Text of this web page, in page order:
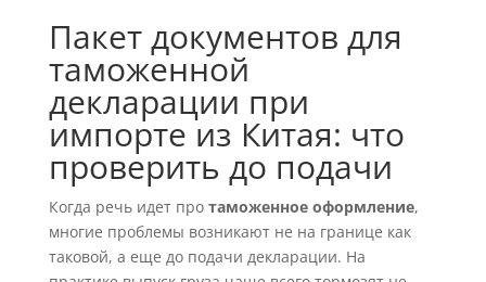
Пакет документов для
таможенной
декларации при
импорте из Китая: что
проверить до подачи
Когда речь идет про таможенное оформление,
многие проблемы возникают не на границе как
таковой, а еще до подачи декларации. На